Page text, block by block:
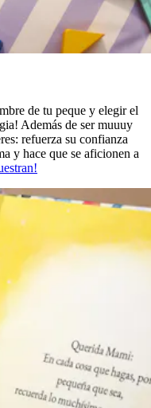
de tu peque y elegir el
Además de ser muuuy
refuerza su confianza
y hace que se aficionen a